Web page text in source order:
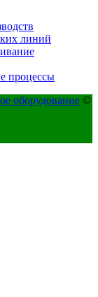
линий
процессы
оборудование ©